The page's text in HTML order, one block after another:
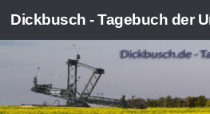
Zum Inhalt springen